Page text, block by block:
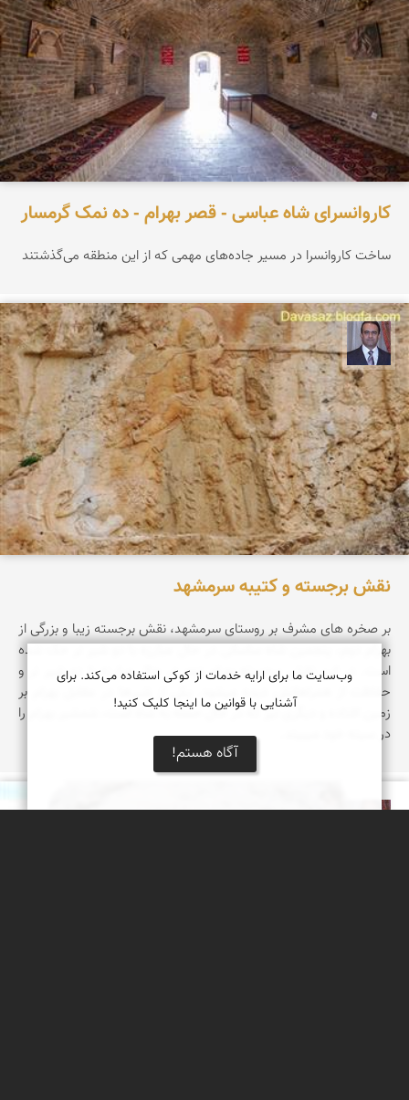
کاروانسرای شاه عباسی - قصر بهرام - ده نمک گرمسار
ساخت کاروانسرا در مسیر جاده‌های مهمی که از این منطقه می‌گذشتند
نادر چقاجردی
نقش برجسته و کتیبه سرمشهد
بر صخره های مشرف بر روستای سرمشهد، نقش برجسته زیبا و بزرگی از
بهرام دوم، پنجمین شاه ساسانی در حال مبارزه با دو شیر نر حک شده
است. در این نقش برجسته بهرام دوم در حال مبارزه با دو شیر نر و
حفاظت از همراهانش دیده میشود. یکی از شیرها در مقابل بهرام بر
زمین افتاده و دیگری نیز که در حال حمله به شاه است، شمشیر بهرام را
در سینه خود میبیند.
وب‌سایت ما برای ارایه خدمات از کوکی استفاده می‌کند. برای
آشنایی با قوانین ما اینجا کلیک کنید!
آگاه هستم!